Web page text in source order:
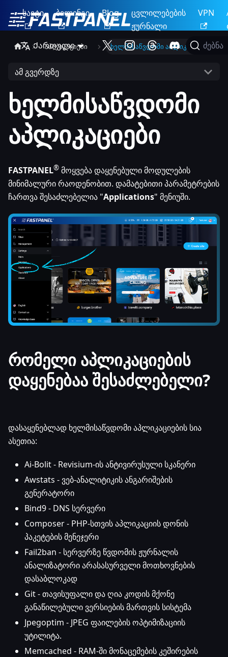
საიტი ბილინგი Blog
ცვლილებების
ჟურნალი
VPN
Ქართული
ძებნა
აპლიკაციები ხელმისაწვდომი აპლიკაციები
ამ გვერდზე
ხელმისაწვდომი
აპლიკაციები
FASTPANEL® მოყვება დაყენებული მოდულების
მინიმალური რაოდენობით. დამატებითი პარამეტრების
ჩართვა შესაძლებელია "Applications" მენიუში.
რომელი აპლიკაციების
დაყენებაა შესაძლებელი?
დასაყენებლად ხელმისაწვდომი აპლიკაციების სია
ასეთია:
Ai-Bolit - Revisium-ის ანტივირუსული სკანერი
Awstats - ვებ-ანალიტიკის ანგარიშების
გენერატორი
Bind9 - DNS სერვერი
Composer - PHP-სთვის აპლიკაციის დონის
პაკეტების მენეჯერი
Fail2ban - სერვერზე წვდომის ჟურნალის
ანალიზატორი არასასურველი მოთხოვნების
დასაბლოკად
Git - თავისუფალი და ღია კოდის მქონე
განაწილებული ვერსიების მართვის სისტემა
Jpegoptim - JPEG ფაილების ოპტიმიზაციის
უტილიტა.
Memcached - RAM-ში მონაცემების კეშირების